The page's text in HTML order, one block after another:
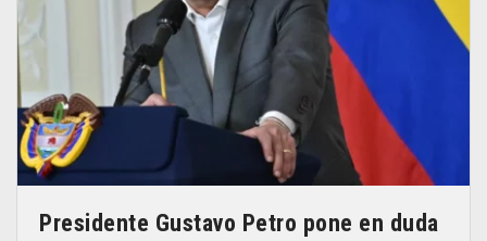
Presidente Gustavo Petro pone en duda